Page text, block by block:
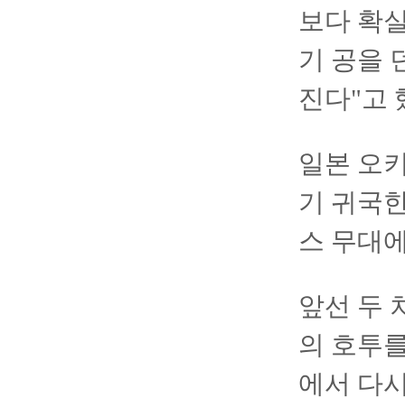
보다 확
기 공을
진다"고
일본 오
기 귀국
스 무대
앞선 두
의 호투
에서 다